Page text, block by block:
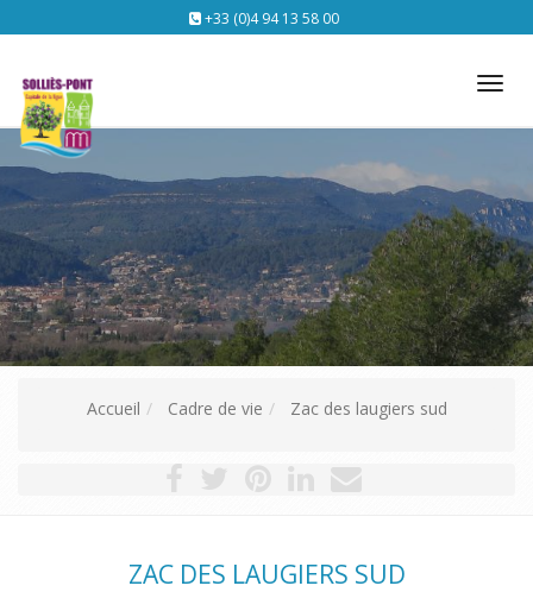
+33 (0)4 94 13 58 00
Accueil Cadre de vie Zac des laugiers sud
ZAC DES LAUGIERS SUD